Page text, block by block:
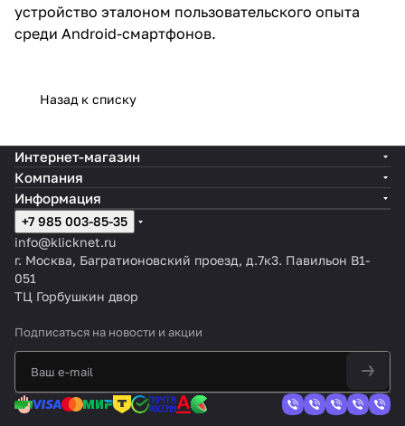
устройство эталоном пользовательского опыта
среди Android-смартфонов.
Назад к списку
Интернет-магазин
Компания
Информация
+7 985 003-85-35
info@klicknet.ru
г. Москва, Багратионовский проезд, д.7к3. Павильон B1-
051
ТЦ Горбушкин двор
Подписаться на новости и акции